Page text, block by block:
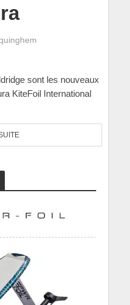
sont les nouveaux
KiteFoil International